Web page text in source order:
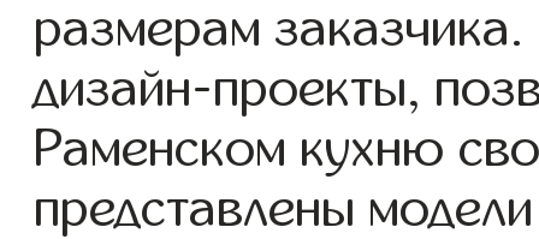
размерам
дизайн-проекты,
Раменском кухню
представлены